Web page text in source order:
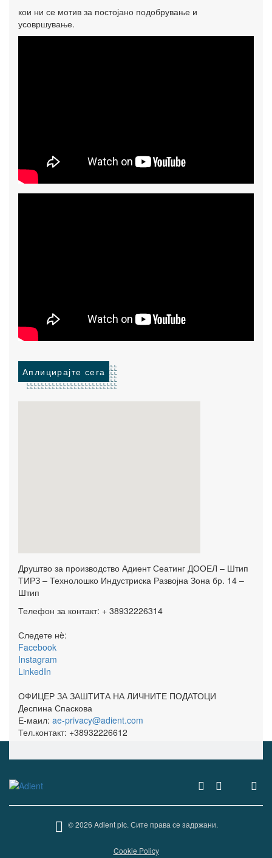
кои ни се мотив за постојано подобрување и
усовршување.
Аплицирајте сега
Друштво за производство Адиент Сеатинг ДООЕЛ – Штип
ТИРЗ – Технолошко Индустриска Развојна Зона бр. 14 –
Штип
Телефон за контакт: + 38932226314
Следете нè:
Facebook
Instagram
LinkedIn
ОФИЦЕР ЗА ЗАШТИТА НА ЛИЧНИТЕ ПОДАТОЦИ
Деспина Спаскова
Е-маил: ae-privacy@adient.com
Тел.контакт: +38932226612
© 2026 Adient plc. Сите права се задржани.
Cookie Policy